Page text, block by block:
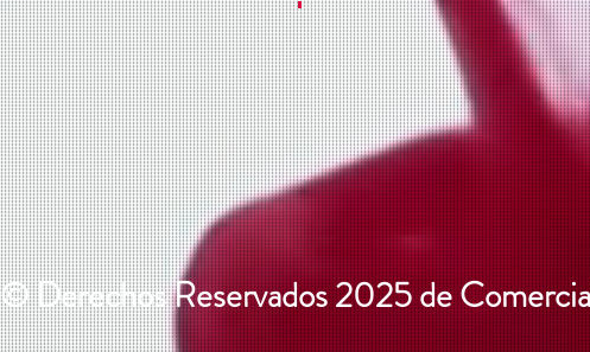
© Derechos Reservados 2025 de